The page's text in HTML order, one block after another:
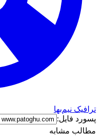
ترافیک نیم‌بها
پسورد فایل:
مطالب مشابه